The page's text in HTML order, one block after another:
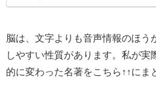
脳は、文字よりも音声情報のほう
しやすい性質があります。私が実
的に変わった名著をこちら↑↑にま